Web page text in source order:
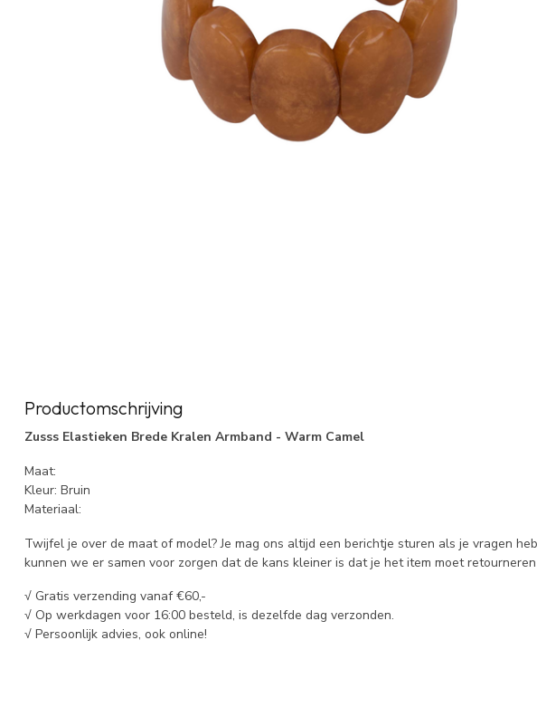
Productomschrijving
Zusss Elastieken Brede Kralen Armband - Warm Camel
Maat:
Kleur: Bruin
Materiaal:
Twijfel je over de maat of model? Je mag ons altijd een berichtje sturen als je vragen
kunnen we er samen voor zorgen dat de kans kleiner is dat je het item moet
√ Gratis verzending vanaf €60,-
√ Op werkdagen voor 16:00 besteld, is dezelfde dag verzonden.
√ Persoonlijk advies, ook online!